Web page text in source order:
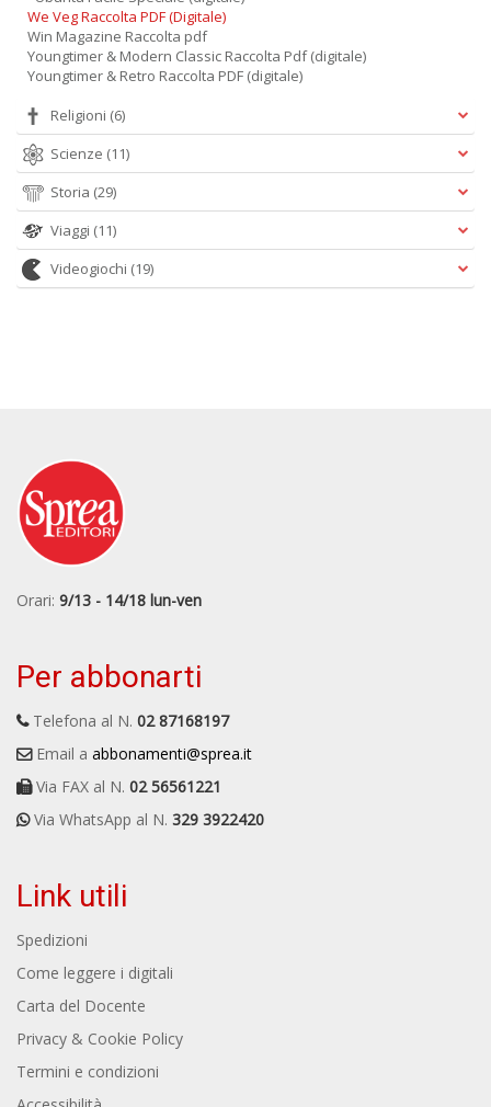
We Veg Raccolta PDF (Digitale)
Win Magazine Raccolta pdf
Youngtimer & Modern Classic Raccolta Pdf (digitale)
Youngtimer & Retro Raccolta PDF (digitale)
Religioni (6)
Scienze (11)
Storia (29)
Viaggi (11)
Videogiochi (19)
Orari: 9/13 - 14/18 lun-ven
Per abbonarti
Telefona al N. 02 87168197
Email a abbonamenti@sprea.it
Via FAX al N. 02 56561221
Via WhatsApp al N. 329 3922420
Link utili
Spedizioni
Come leggere i digitali
Carta del Docente
Privacy & Cookie Policy
Termini e condizioni